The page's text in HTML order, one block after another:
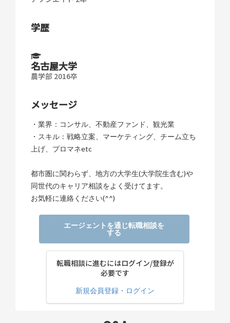
学歴
名古屋大学
農学部 2016卒
メッセージ
・業界：コンサル、不動産ファンド、観光業
・スキル：戦略立案、マーケティング、チーム立ち
上げ、プロマネetc
都市圏に関わらず、地方の大学生(大学院生含む)や
同世代のキャリア相談をよく受けてます。
お気軽に連絡ください(^^)
エージェントを通じ転職相談を
する
転職相談に進むにはログイン/登録が
必要です
新規会員登録・ログイン